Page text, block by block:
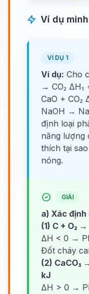
Ví dụ
VÍ DỤ 1
Ví dụ: Cho
→ CO₂ ΔH₁
CaO + CO₂
NaOH →
định loại
năng lượng
thích tại
nóng.
GIẢI
a) Xác định
(1) C + O₂
ΔH < 0 →
Đốt cháy
(2) CaCO₃
kJ
ΔH > 0 →